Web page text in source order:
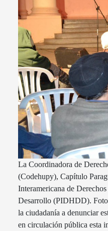
La Coordinadora de
(Codehupy), Capítulo
Interamericana de
Desarrollo (PIDHDD).
la ciudadanía a denunciar
en circulación pública esta